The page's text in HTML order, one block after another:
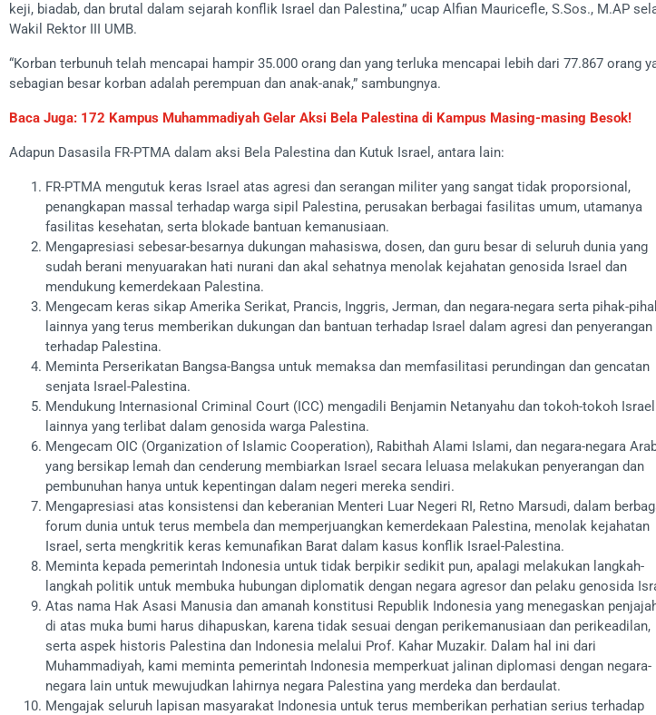
keji, biadab, dan brutal dalam sejarah konflik Israel dan Palestina,” ucap Alfian Mauricefle, S.Sos., M.AP
Wakil Rektor III UMB.
“Korban terbunuh telah mencapai hampir 35.000 orang dan yang terluka mencapai lebih dari 77.867 orang
sebagian besar korban adalah perempuan dan anak-anak,” sambungnya.
Baca Juga: 172 Kampus Muhammadiyah Gelar Aksi Bela Palestina di Kampus Masing-masing Besok!
Adapun Dasasila FR-PTMA dalam aksi Bela Palestina dan Kutuk Israel, antara lain:
FR-PTMA mengutuk keras Israel atas agresi dan serangan militer yang sangat tidak proporsional,
penangkapan massal terhadap warga sipil Palestina, perusakan berbagai fasilitas umum, utamanya
fasilitas kesehatan, serta blokade bantuan kemanusiaan.
Mengapresiasi sebesar-besarnya dukungan mahasiswa, dosen, dan guru besar di seluruh dunia yang
sudah berani menyuarakan hati nurani dan akal sehatnya menolak kejahatan genosida Israel dan
mendukung kemerdekaan Palestina.
Mengecam keras sikap Amerika Serikat, Prancis, Inggris, Jerman, dan negara-negara serta pihak-
lainnya yang terus memberikan dukungan dan bantuan terhadap Israel dalam agresi dan penyerangan
terhadap Palestina.
Meminta Perserikatan Bangsa-Bangsa untuk memaksa dan memfasilitasi perundingan dan gencatan
senjata Israel-Palestina.
Mendukung Internasional Criminal Court (ICC) mengadili Benjamin Netanyahu dan tokoh-tokoh Israel
lainnya yang terlibat dalam genosida warga Palestina.
Mengecam OIC (Organization of Islamic Cooperation), Rabithah Alami Islami, dan negara-negara
yang bersikap lemah dan cenderung membiarkan Israel secara leluasa melakukan penyerangan dan
pembunuhan hanya untuk kepentingan dalam negeri mereka sendiri.
Mengapresiasi atas konsistensi dan keberanian Menteri Luar Negeri RI, Retno Marsudi, dalam
forum dunia untuk terus membela dan memperjuangkan kemerdekaan Palestina, menolak kejahatan
Israel, serta mengkritik keras kemunafikan Barat dalam kasus konflik Israel-Palestina.
Meminta kepada pemerintah Indonesia untuk tidak berpikir sedikit pun, apalagi melakukan langkah-
langkah politik untuk membuka hubungan diplomatik dengan negara agresor dan pelaku genosida
Atas nama Hak Asasi Manusia dan amanah konstitusi Republik Indonesia yang menegaskan
di atas muka bumi harus dihapuskan, karena tidak sesuai dengan perikemanusiaan dan perikeadilan,
serta aspek historis Palestina dan Indonesia melalui Prof. Kahar Muzakir. Dalam hal ini dari
Muhammadiyah, kami meminta pemerintah Indonesia memperkuat jalinan diplomasi dengan negara-
negara lain untuk mewujudkan lahirnya negara Palestina yang merdeka dan berdaulat.
Mengajak seluruh lapisan masyarakat Indonesia untuk terus memberikan perhatian serius terhadap